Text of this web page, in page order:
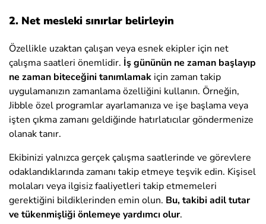
2. Net mesleki sınırlar belirleyin
Özellikle uzaktan çalışan veya esnek ekipler için net
çalışma saatleri önemlidir. İş gününün ne zaman başlayıp
ne zaman biteceğini tanımlamak için zaman takip
uygulamanızın zamanlama özelliğini kullanın. Örneğin,
Jibble özel programlar ayarlamanıza ve işe başlama veya
işten çıkma zamanı geldiğinde hatırlatıcılar göndermenize
olanak tanır.
Ekibinizi yalnızca gerçek çalışma saatlerinde ve görevlere
odaklandıklarında zamanı takip etmeye teşvik edin. Kişisel
molaları veya ilgisiz faaliyetleri takip etmemeleri
gerektiğini bildiklerinden emin olun. Bu, takibi adil tutar
ve tükenmişliği önlemeye yardımcı olur.